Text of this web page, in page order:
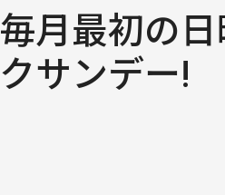
毎月最初の
クサンデー!